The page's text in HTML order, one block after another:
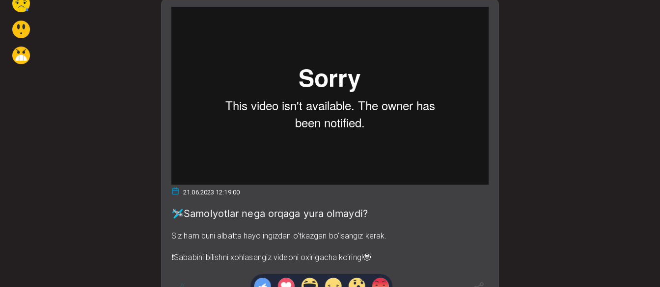
21.06.2023 12:19:00
🛩Samolyotlar nega orqaga yura olmaydi?
Siz ham buni albatta hayolingizdan o‘tkazgan bo‘lsangiz kerak.
❗️Sababini bilishni xohlasangiz videoni oxirigacha ko‘ring!🤓